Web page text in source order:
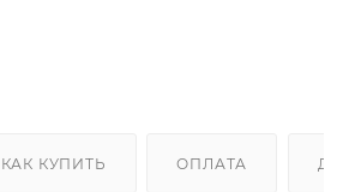
КАК КУПИТЬ ОПЛАТА